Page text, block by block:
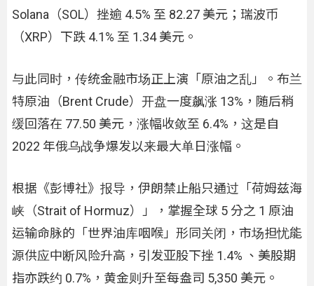
Solana（SOL）挫逾 4.5% 至 82.27 美元；瑞波币
（XRP）下跌 4.1% 至 1.34 美元。
与此同时，传统金融市场正上演「原油之乱」。布兰
特原油（Brent Crude）开盘一度飙涨 13%，随后稍
缓回落在 77.50 美元，涨幅收敛至 6.4%，这是自
2022 年俄乌战争爆发以来最大单日涨幅。
根据《彭博社》报导，伊朗禁止船只通过「荷姆兹海
峡（Strait of Hormuz）」，掌握全球 5 分之 1 原油
运输命脉的「世界油库咽喉」形同关闭，市场担忧能
源供应中断风险升高，引发亚股下挫 1.4% 、美股期
指亦跌约 0.7%，黄金则升至每盎司 5,350 美元。